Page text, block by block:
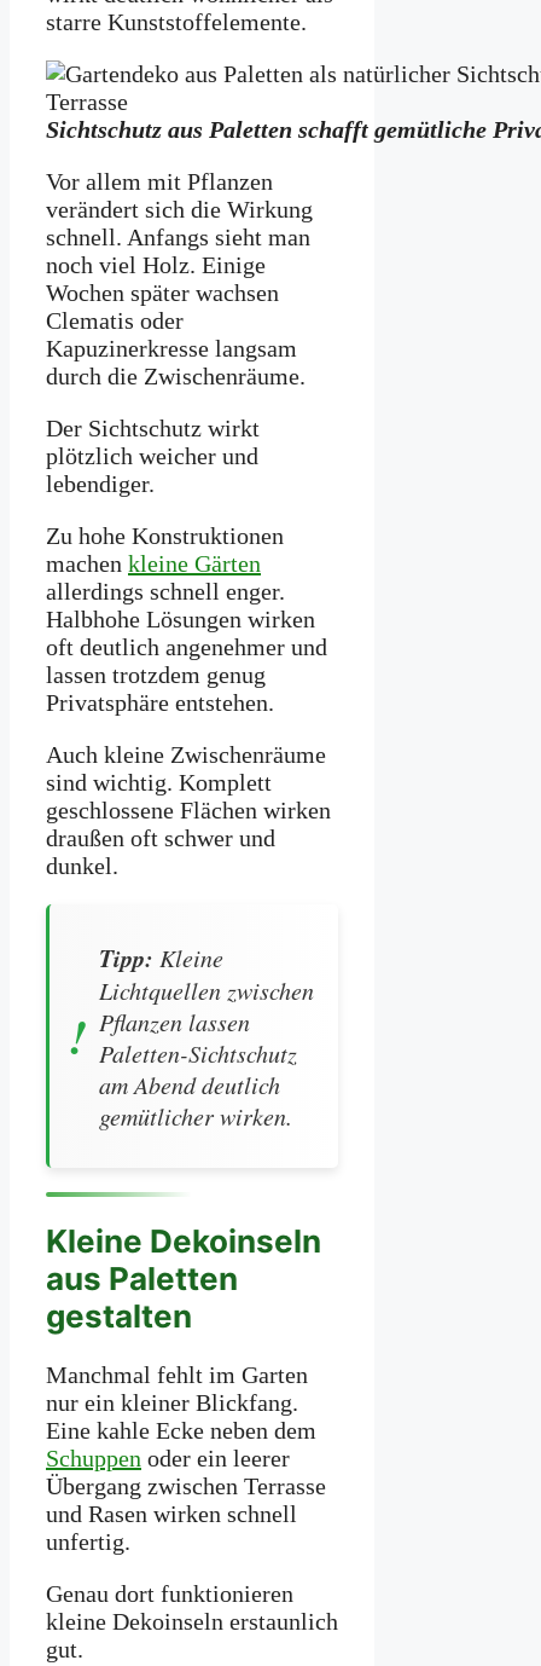
starre Kunststoffelemente.
Sichtschutz aus Paletten schafft gemütliche
Vor allem mit Pflanzen
verändert sich die Wirkung
schnell. Anfangs sieht man
noch viel Holz. Einige
Wochen später wachsen
Clematis oder
Kapuzinerkresse langsam
durch die Zwischenräume.
Der Sichtschutz wirkt
plötzlich weicher und
lebendiger.
Zu hohe Konstruktionen
machen kleine Gärten
allerdings schnell enger.
Halbhohe Lösungen wirken
oft deutlich angenehmer und
lassen trotzdem genug
Privatsphäre entstehen.
Auch kleine Zwischenräume
sind wichtig. Komplett
geschlossene Flächen wirken
draußen oft schwer und
dunkel.
Tipp: Kleine
Lichtquellen zwischen
Pflanzen lassen
Paletten-Sichtschutz
am Abend deutlich
gemütlicher wirken.
Kleine Dekoinseln
aus Paletten
gestalten
Manchmal fehlt im Garten
nur ein kleiner Blickfang.
Eine kahle Ecke neben dem
Schuppen oder ein leerer
Übergang zwischen Terrasse
und Rasen wirken schnell
unfertig.
Genau dort funktionieren
kleine Dekoinseln erstaunlich
gut.